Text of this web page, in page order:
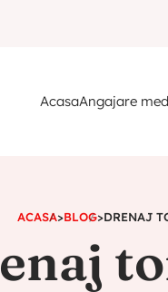
AcasaAngajare
ACASA>BLOG>DRENAJ